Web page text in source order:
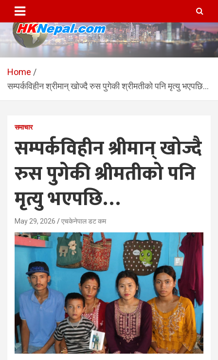
content
HKNepal.com – हङकङबाट
सञ्चालित पहिलो नेपाली अनलाईन
पत्रिका
hknepal, hknepal.com, hk nepal, hk nepal com
Home
सम्पर्कविहीन श्रीमान् खोज्दै रुस पुगेकी श्रीमतीको पनि मृत्यु भएपछि…
समाचार
सम्पर्कविहीन श्रीमान् खोज्दै
रुस पुगेकी श्रीमतीको पनि
मृत्यु भएपछि…
May 29, 2026 एचकेनेपाल डट कम